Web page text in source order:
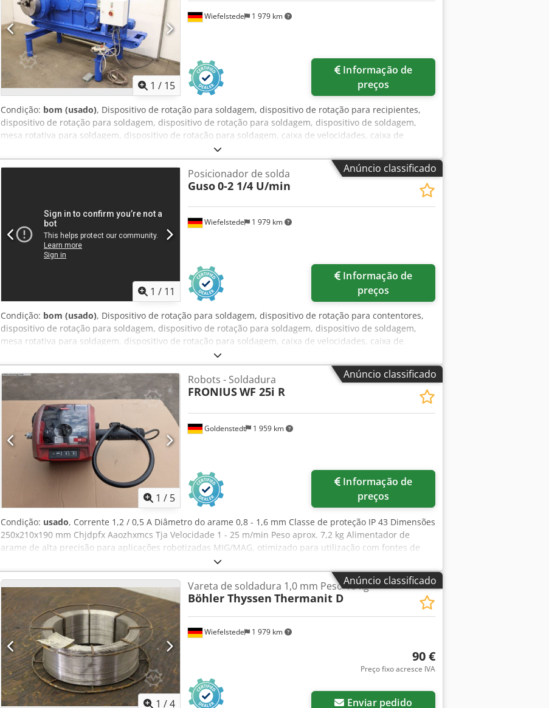
1 / 15
Wiefelstede 1 979 km
preços
Condição: bom (usado), Dispositivo de rotação para soldagem, dispositivo de rotação para recipientes,
dispositivo de rotação para soldagem, dispositivo de rotação para soldagem, dispositivo de soldagem,
mesa rotativa para soldagem, dispositivo de rotação para soldagem, caixa de velocidades, caixa de
velocidades com engrenagem helicoidal, caixa de velocidades angular -Fabricante: Guso, dispositivo de
rotação para soldagem, dispositivo de rotação para recipientes montado em uma base robusta -
Capacidade de carga: kg -Controle: com terminal manual, pedal e ajuste digital da velocidade -Mandril de
três garras: Forkardt Ø 400 mm, furo do mandril de três garras Ø 140 mm -Velocidade: 0-1 1/3 RPM,
rotação no sentido horário/anti-horário -Eixos: 1 unidade Csdpozkfulefx Aa Teha -Inclinável: Não -Ajuste
de altura: Sim -Base: sem pés ajustáveis -Caixa de velocidades: comutável em 2 velocidades -Fabricante
Sawa, tipo de caixa de velocidades CUSII260/720-S -Relação de transmissão: 1:6375, 1:1530 -Eixo de
entrada: Ø 30 mm -Eixo de saída: Ø 170 mm -Dimensões para transporte: 2390/1110/A1520 mm -Peso:
Anúncio classificado
1 / 11
Wiefelstede 1 979 km
Posicionador de solda
Guso0-2 1/4 U/min
preços
Condição: bom (usado), Dispositivo de rotação para soldagem, dispositivo de rotação para contentores,
dispositivo de rotação para soldagem, dispositivo de rotação para soldagem, dispositivo de soldagem,
mesa rotativa para soldagem, dispositivo de rotação para soldagem, caixa de velocidades, caixa de
velocidades com engrenagem helicoidal, caixa de velocidades angular Chjdpfx Aszkfr Dja Tja -Fabricante:
Guso, dispositivo de rotação para soldagem, dispositivo de rotação para contentores sobre uma base
robusta -Controlo: com terminal manual e pedal -Platô de três garras: Ø 400 mm, furo do platô de três
garras Ø 130 mm -Velocidade de rotação: 0-2 1/4 RPM, rotação no sentido horário/anti-horário -Eixos: 1
unidade -Inclinável: Não -Ajuste de altura: Sim -Caixa de velocidades: comutável, 2 velocidades -
Fabricante: Sawa, tipo de caixa de velocidades -Relação de transmissão: 1:1000, 1:2508 -Eixo de entrada:
Ø 28 mm -Eixo de saída: Ø 135 mm -Dimensões para transporte: 2070/1430/A1520 mm -Peso: 1880 kg
Anúncio classificado
1 / 5
Goldenstedt 1 959 km
Robots - Soldadura
FRONIUSWF 25i R
preços
Condição: usado, Corrente 1,2 / 0,5 A Diâmetro do arame 0,8 - 1,6 mm Classe de proteção IP 43 Dimensões
250x210x190 mm Chjdpfx Aaozhxmcs Tja Velocidade 1 - 25 m/min Peso aprox. 7,2 kg Alimentador de
arame de alta precisão para aplicações robotizadas MIG/MAG, otimizado para utilização com fontes de
energia digitais da série i Acionamento de 4 rolos para alimentação constante do arame Tolerância da
tensão da rede +/-10% Consumo de corrente 1,2 A / 0,5A Fusível 3,15 A lento Disjuntor diferencial tipo A
Velocidade do arame 1 - 25 m/min Acionamento: 4 rolos Diâmetro do arame 0,8-1,6 mm Ligação rápida e
segura dos conjuntos de mangueiras através do Dronius System Connector FSC Ainda 2 unidades em
stock! ATENÇÃO: Aqui está à venda apenas o alimentador de arame, não o equipamento de solda!
Anúncio classificado
1 /4
Wiefelstede 1 979 km
Vareta de soldadura 1,0 mm Peso 10 kg
Böhler Thyssen Thermanit D
90 €
Preço fixo acresce IVA
Enviar pedido